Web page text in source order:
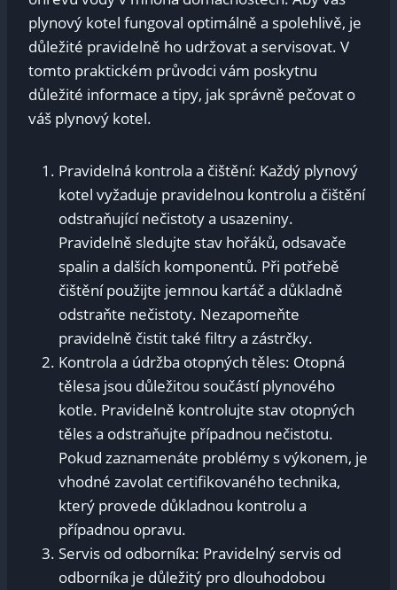
plynový ⁤kotel fungoval optimálně‌ a spolehlivě, ⁤je
⁤důležité‌ pravidelně ho udržovat a servisovat. ⁢V
⁣tomto praktickém průvodci ⁢vám poskytnu
důležité informace ⁢a tipy, ⁢jak správně pečovat o
váš⁣ plynový kotel.
Pravidelná kontrola a ⁤čištění: Každý plynový
kotel vyžaduje pravidelnou kontrolu‌ a ⁤čištění
odstraňující​ nečistoty‍ a⁢ usazeniny.
Pravidelně sledujte stav‌ hořáků, odsavače
⁢spalin a dalších komponentů. Při‍ potřebě
čištění použijte jemnou kartáč a důkladně
odstraňte nečistoty. Nezapomeňte
pravidelně čistit⁤ také filtry a zástrčky.
Kontrola a údržba otopných těles: Otopná
tělesa jsou důležitou součástí plynového
kotle.​ Pravidelně ⁣kontrolujte stav otopných‍
těles a odstraňujte případnou nečistotu.​
Pokud ⁣zaznamenáte ‍problémy s⁢ výkonem, je‍
vhodné zavolat certifikovaného technika,⁣
který provede ‍důkladnou kontrolu⁢ a
případnou opravu.
Servis od odborníka:⁤ Pravidelný servis od
odborníka je důležitý pro dlouhodobou